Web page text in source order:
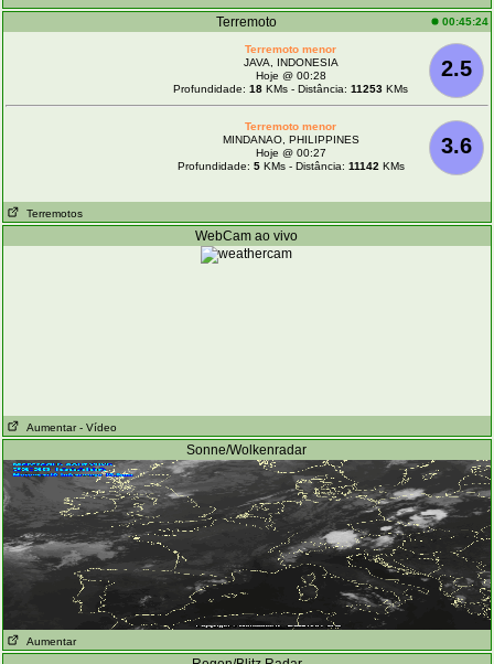
Terremoto 00:45:24
2.5
Terremoto menor
JAVA, INDONESIA
Hoje @ 00:28
Profundidade:18 KMs - Distância:11253 KMs
3.6
Terremoto menor
MINDANAO, PHILIPPINES
Hoje @ 00:27
Profundidade: 5KMs - Distância: 11142 KMs
Terremotos
WebCam ao vivo
Aumentar - Vídeo
Sonne/Wolkenradar
Aumentar